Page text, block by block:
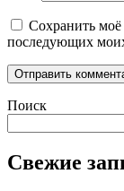
Сохранить моё
последующих
Поиск
Свежие